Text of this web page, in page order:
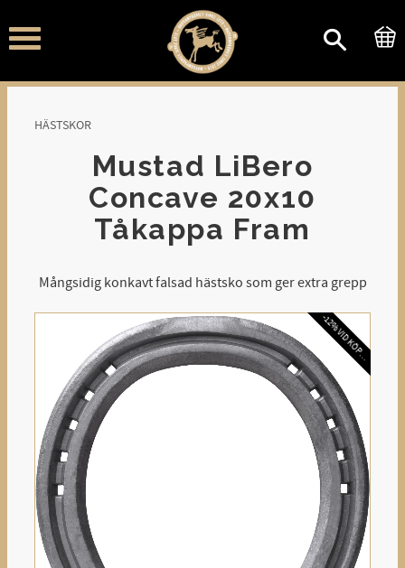
Meny
HÄSTSKOR
Mustad LiBero
Concave 20x10
Tåkappa Fram
Mångsidig konkavt falsad hästsko som ger extra grepp
-
1
2
%
V
I
D
K
Ö
P
A
V
L
Å
D
A